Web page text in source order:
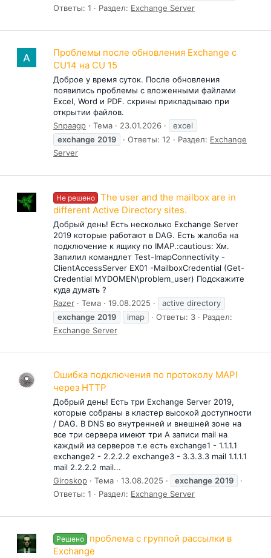
Ответы: 1
Раздел: Exchange Server
Проблемы после обновления Exchange с
CU14 на CU 15
Доброе у время суток. После обновления
появились проблемы с вложенными файлами
Excel, Word и PDF. скрины прикладываю при
открытии файлов.
Snpaagp
Тема 23.01.2026
excel
exchange 2019 Ответы: 12 Раздел: Exchange
Server
Не решено
The user and the mailbox are in
different Active Directory sites.
Добрый день! Есть несколько Exchange Server
2019 которые работают в DAG. Есть жалоба на
подключение к ящику по IMAP.:cautious: Хм.
Запилил командлет Test-ImapConnectivity -
ClientAccessServer EX01 -MailboxCredential (Get-
Credential MYDOMEN\problem_user) Подскажите
куда думать ?
Razer
Тема 19.08.2025
active directory
exchange 2019 imap Ответы: 3
Раздел:
Exchange Server
Ошибка подключения по протоколу MAPI
через HTTP
Добрый день! Есть три Exchange Server 2019,
которые собраны в кластер высокой доступности
/ DAG. В DNS во внутренней и внешней зоне на
все три сервера имеют три A записи mail на
каждый из серверов т.е есть exchange1 - 1.1.1.1
exchange2 - 2.2.2.2 exchange3 - 3.3.3.3 mail 1.1.1.1
mail 2.2.2.2 mail...
Giroskop
Тема 13.08.2025 exchange 2019
Ответы: 1
Раздел: Exchange Server
Решено
проблема с группой рассылки в
Exchange